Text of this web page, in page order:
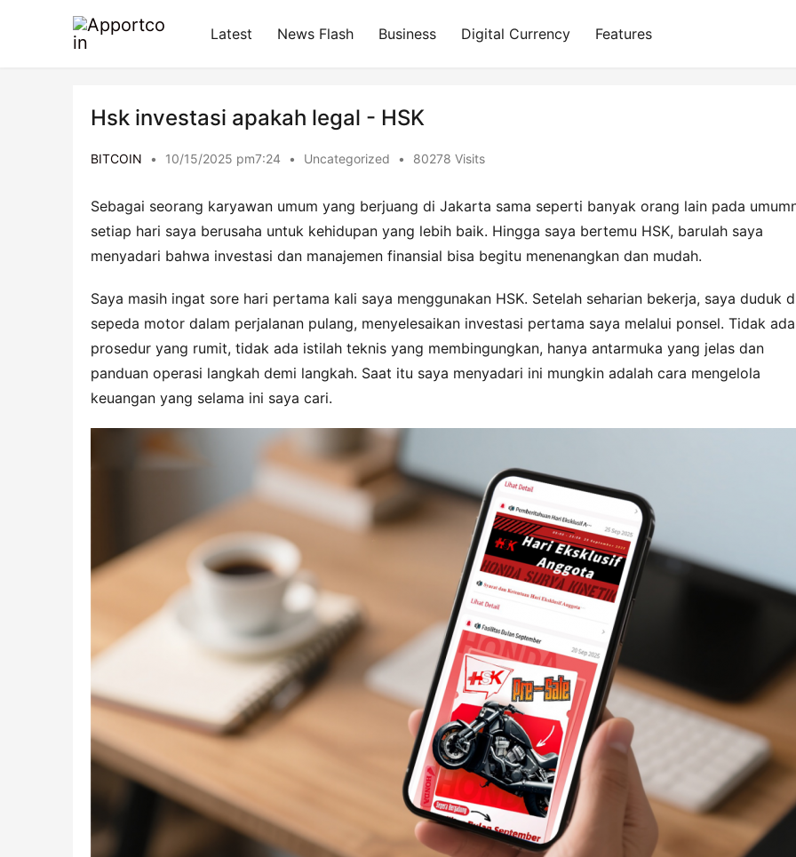
Latest News Flash Business Digital Currency Features
Hsk investasi apakah legal - HSK
BITCOIN • 10/15/2025 pm7:24 • Uncategorized • 80278 Visits
Sebagai seorang karyawan umum yang berjuang di Jakarta sama seperti banyak orang lain pada
setiap hari saya berusaha untuk kehidupan yang lebih baik. Hingga saya bertemu HSK, barulah saya
menyadari bahwa investasi dan manajemen finansial bisa begitu menenangkan dan mudah.
Saya masih ingat sore hari pertama kali saya menggunakan HSK. Setelah seharian bekerja, saya duduk
sepeda motor dalam perjalanan pulang, menyelesaikan investasi pertama saya melalui ponsel. Tidak ada
prosedur yang rumit, tidak ada istilah teknis yang membingungkan, hanya antarmuka yang jelas dan
panduan operasi langkah demi langkah. Saat itu saya menyadari ini mungkin adalah cara mengelola
keuangan yang selama ini saya cari.